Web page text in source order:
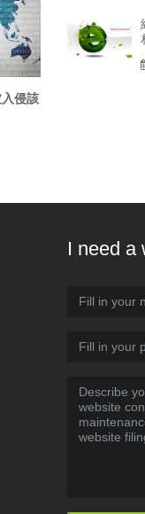
侵該
I need a